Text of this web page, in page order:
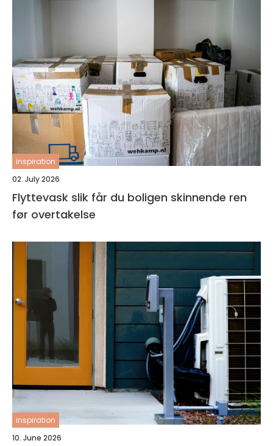
inspiration
02. July 2026
Flyttevask slik får du boligen skinnende ren
før overtakelse
inspiration
10. June 2026